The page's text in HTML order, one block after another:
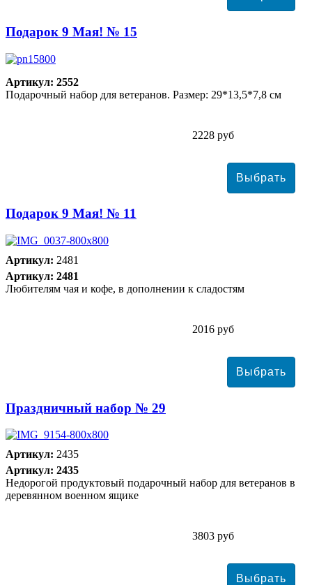
Подарок 9 Мая! № 15
Артикул: 2552
Подарочный набор для ветеранов. Размер: 29*13,5*7,8 см
2228 руб
Подарок 9 Мая! № 11
Артикул: 2481
Артикул: 2481
Любителям чая и кофе, в дополнении к сладостям
2016 руб
Праздничный набор № 29
Артикул: 2435
Артикул: 2435
Недорогой продуктовый подарочный набор для ветеранов в
деревянном военном ящике
3803 руб